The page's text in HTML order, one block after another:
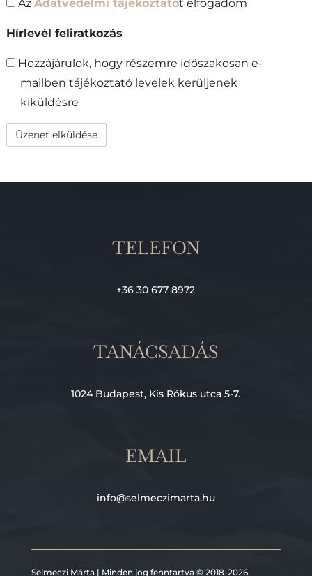
Az Adatvédelmi tájékoztatót elfogadom
Hírlevél feliratkozás
Hozzájárulok, hogy részemre időszakosan e-
mailben tájékoztató levelek kerüljenek
kiküldésre
TELEFON
+36 30 677 8972
TANÁCSADÁS
1024 Budapest, Kis Rókus utca 5-7.
EMAIL
info@selmeczimarta.hu
Selmeczi Márta | Minden jog fenntartva © 2018-2026